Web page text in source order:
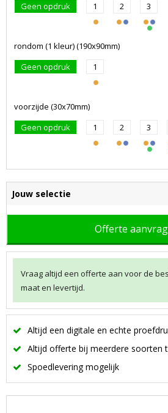
Geen opdruk
1 2 3
rondom (1 kleur) (190x90mm)
Geen opdruk
1
voorzijde (30x70mm)
Geen opdruk
1 2 3
Jouw selectie
Offerte
Vraag altijd een offerte aan voor de
maat en levertijd.
Altijd een digitale en echte
Altijd offerte bij meerdere soorten
Spoedlevering mogelijk